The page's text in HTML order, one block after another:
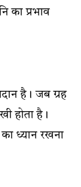
का प्रभाव
है। जब ग्रह
होता है।
ध्यान रखना